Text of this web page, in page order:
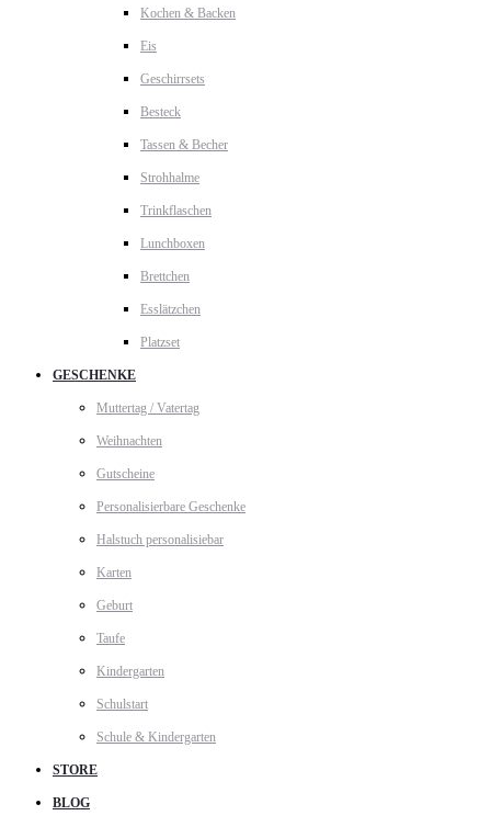
Kochen & Backen
Eis
Geschirrsets
Besteck
Tassen & Becher
Strohhalme
Trinkflaschen
Lunchboxen
Brettchen
Esslätzchen
Platzset
GESCHENKE
Muttertag / Vatertag
Weihnachten
Gutscheine
Personalisierbare Geschenke
Halstuch personalisiebar
Karten
Geburt
Taufe
Kindergarten
Schulstart
Schule & Kindergarten
STORE
BLOG